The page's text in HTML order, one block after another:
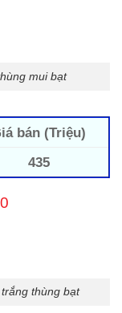
mui bạt
bán (Triệu)
435
thùng bạt